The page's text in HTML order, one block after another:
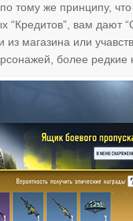
тому же принципу,
“Кредитов”, вам дают
магазина или
более